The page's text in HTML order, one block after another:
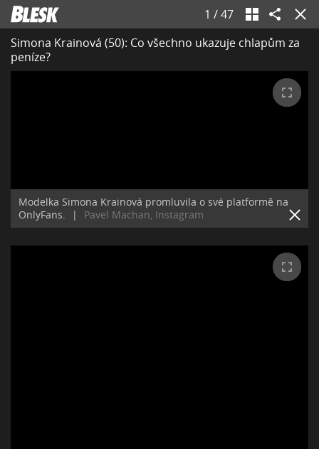
1 /47
Simona Krainová (50): Co všechno ukazuje chlapům za
peníze?
Modelka Simona Krainová promluvila o své platformě na
OnlyFans.
| Pavel Machan, Instagram